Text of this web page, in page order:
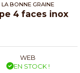
LA BONNE GRAINE
4 faces inox
WEB
EN STOCK !